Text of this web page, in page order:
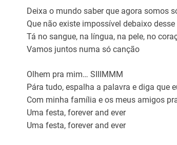
Deixa o mundo saber que agora somos
Que não existe impossível debaixo desse
Tá no sangue, na língua, na pele, no
Vamos juntos numa só canção
Olhem pra mim… SIIIMMM
Pára tudo, espalha a palavra e diga que
Com minha família e os meus amigos
Uma festa, forever and ever
Uma festa, forever and ever